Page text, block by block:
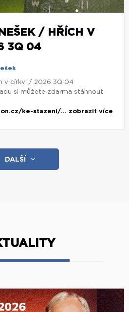
/ HŘÍCH V
3Q 04
v církvi / 2026 3Q 04
si můžete zdarma stáhnout
ke-stazeni/... zobrazit více
DALŠÍ